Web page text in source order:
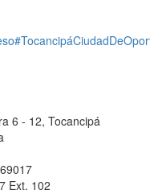
6 - 12, Tocancipá
Ext. 102